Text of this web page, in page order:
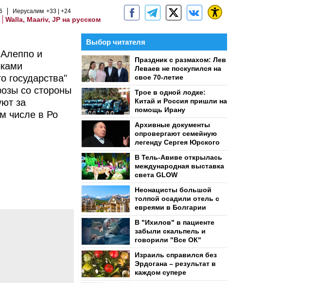
Иерусалим +33 +24
Walla, Maariv, JP на русском
и
государства"
со стороны
за
числе в Ро
Выбор читателя
Праздник с размахом: Лев
Леваев не поскупился на
свое 70-летие
Трое в одной лодке:
Китай и Россия пришли на
помощь Ирану
Архивные документы
опровергают семейную
легенду Сергея Юрского
В Тель-Авиве открылась
международная выставка
света GLOW
Неонацисты большой
толпой осадили отель с
евреями в Болгарии
В "Ихилов" в пациенте
забыли скальпель и
говорили "Все ОК"
Израиль справился без
Эрдогана – результат в
каждом супере